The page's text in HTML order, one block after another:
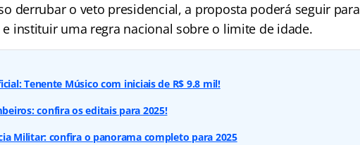
derrubar o veto presidencial, a proposta poderá seguir para
instituir uma regra nacional sobre o limite de idade.
Tenente Músico com iniciais de R$ 9.8 mil!
confira os editais para 2025!
Militar: confira o panorama completo para 2025